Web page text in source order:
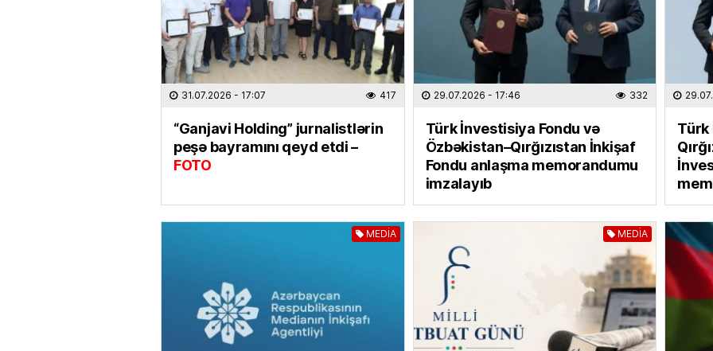
Vaqif
SON
MEDİA
İDMAN
31.07.2026 - 17:07 417
“Ganjavi Holding” jurnalistlərin
peşə bayramını qeyd etdi –
FOTO
29.07.2026 - 17:46 332
Türk İnvestisiya Fondu və
Özbəkistan–Qırğızıstan İnkişaf
Fondu anlaşma memorandumu
imzalayıb
Türk
MEDİA MEDİA